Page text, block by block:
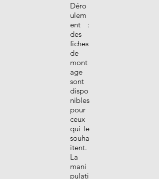
Déro
ulem
ent :
des
fiches
de
mont
age
sont
dispo
nibles
pour
ceux
qui le
souha
itent.
La
mani
pulati